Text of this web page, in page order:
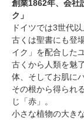
創業1862年、会社
ク」
ドイツでは3世代
古くは聖書にも登
イク」を配合した
古くから人類を魅
体、そしてお肌に
その根から得られ
じ「赤」。
小さな植物の大き